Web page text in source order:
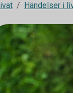
Händelser i